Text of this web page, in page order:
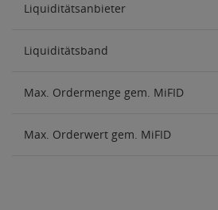
Liquiditätsanbieter
Liquiditätsband
Max. Ordermenge gem. MiFID
Max. Orderwert gem. MiFID